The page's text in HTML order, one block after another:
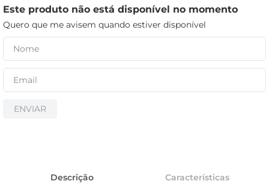
Este produto não está disponível no momento
Quero que me avisem quando estiver disponível
ENVIAR
Descrição Características
cerveja
iogurte
papel higiênico